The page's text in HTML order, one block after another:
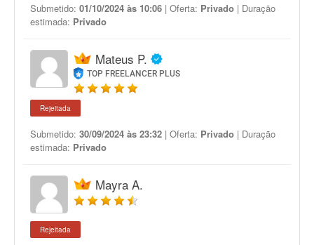
Submetido: 01/10/2024 às 10:06 | Oferta: Privado | Duração
estimada: Privado
Mateus P.
TOP FREELANCER PLUS
Rejeitada
Submetido: 30/09/2024 às 23:32 | Oferta: Privado | Duração
estimada: Privado
Mayra A.
Rejeitada